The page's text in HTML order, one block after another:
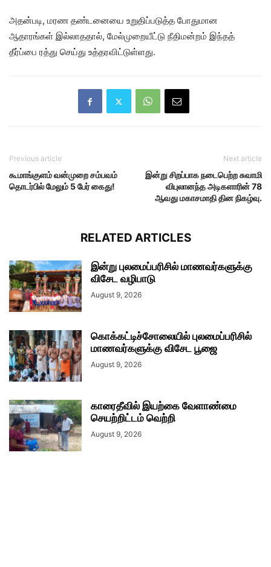
அதன்படி, மரண தண்டனையை உறுதிப்படுத்த போதுமான
ஆதாரங்கள் இல்லாததால், மேல்முறையீட்டு நீதிமன்றம் இந்தத்
தீர்ப்பை ரத்து செய்து உத்தரவிட்டுள்ளது.
Previous article
கூமாங்குளம் வன்முறை சம்பவம்
தொடர்பில் மேலும் 5 பேர் கைது!
Next article
இன்று சிறப்பாக நடைபெற்ற சுவாமி
விபுலானந்த அடிகளாரின் 78
ஆவது மகாசமாதி தின நிகழ்வு.
RELATED ARTICLES
இன்று புலமைப்பரிசில் மாணவர்களுக்கு
விசேட வழிபாடு
August 9, 2026
கொக்கட்டிச்சோலையில் புலமைப்பரிசில்
மாணவர்களுக்கு விசேட பூஜை
August 9, 2026
காரைதீவில் இயற்கை வேளாண்மை
செயற்றிட்டம் வெற்றி
August 9, 2026